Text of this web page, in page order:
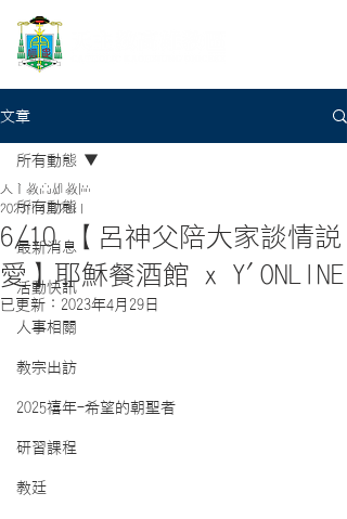
文章
所有動態
最新消息
活動快訊
人事相關
教宗出訪
2025禧年-希望的朝聖者
研習課程
教廷
所有動態
6/10 【呂神父陪大家談情說
愛】耶穌餐酒館 x Y'ONLINE
天主教高雄教區
2023年4月28日
已更新： 2023年4月29日